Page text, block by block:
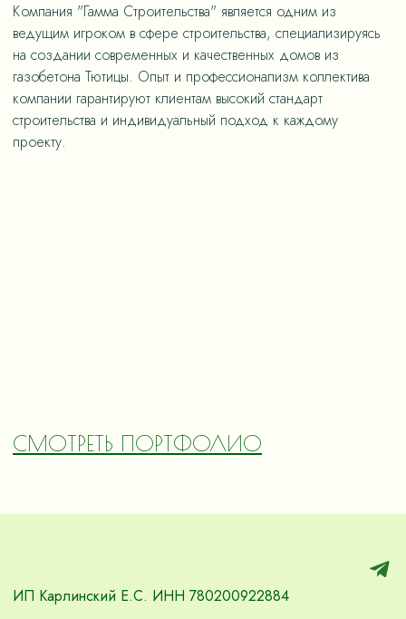
Компания "Гамма Строительства" является одним из
ведущим игроком в сфере строительства, специализируясь
на создании современных и качественных домов из
газобетона Тютицы. Опыт и профессионализм коллектива
компании гарантируют клиентам высокий стандарт
строительства и индивидуальный подход к каждому
проекту.
СМОТРЕТЬ ПОРТФОЛИО
ИП Карлинский Е.С. ИНН 780200922884